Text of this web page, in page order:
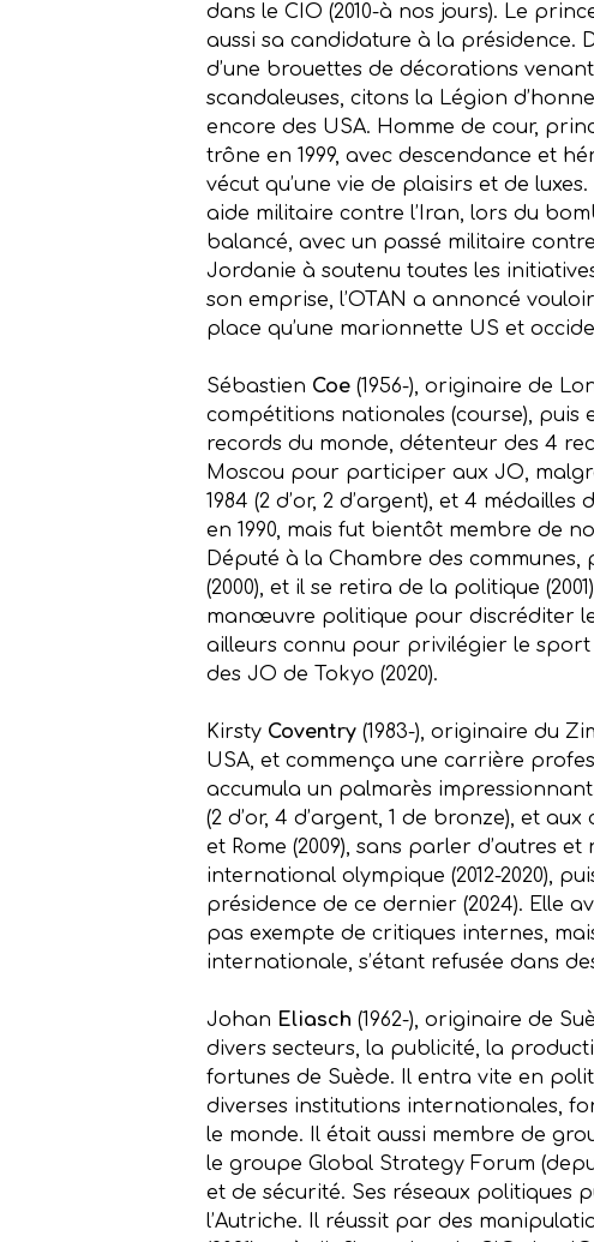
dans le CIO (2010-à nos jours). Le
aussi sa candidature à la présidence.
d’une brouettes de décorations
scandaleuses, citons la Légion
encore des USA. Homme de cour,
trône en 1999, avec descendance et
vécut qu’une vie de plaisirs et de
aide militaire contre l’Iran, lors du
balancé, avec un passé militaire
Jordanie à soutenu toutes les
son emprise, l’OTAN a annoncé
place qu’une marionnette US et
Sébastien Coe (1956-), originaire de
compétitions nationales (course), puis
records du monde, détenteur des 4
Moscou pour participer aux JO,
1984 (2 d’or, 2 d’argent), et 4
en 1990, mais fut bientôt membre de
Député à la Chambre des
(2000), et il se retira de la politique
manœuvre politique pour discréditer
ailleurs connu pour privilégier le sport
des JO de Tokyo (2020).
Kirsty Coventry(1983-), originaire du
USA, et commença une carrière
accumula un palmarès
(2 d’or, 4 d’argent, 1 de bronze), et
et Rome (2009), sans parler d’autres
international olympique (2012-2020),
présidence de ce dernier (2024). Elle
pas exempte de critiques internes,
internationale, s’étant refusée dans
Johan Eliasch (1962-), originaire de
divers secteurs, la publicité, la
fortunes de Suède. Il entra vite en
diverses institutions internationales,
le monde. Il était aussi membre de
le groupe Global Strategy Forum
et de sécurité. Ses réseaux politiques
l’Autriche. Il réussit par des